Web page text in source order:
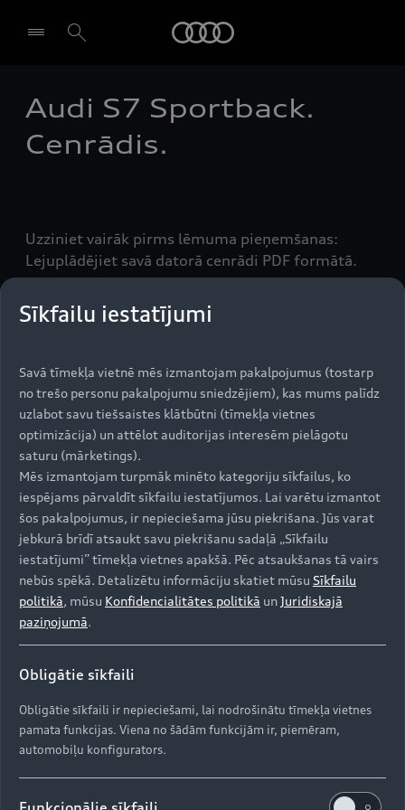
Izvēlēties dīleri
Audi S7 Sportback.
Cenrādis.
Uzziniet vairāk pirms lēmuma pieņemšanas:
Lejuplādējiet savā datorā cenrādi PDF formātā.
piedāvājums.
Izmantojiet Audi exclusive sniegtās iespējas, lai
pielāgotu jūsu Audi savam raksturam.
Lejupielādēt PDF
Modeļi
Visi modeļi
Iegādāties Audi
Aktuālie piedāvājumi
Audi serviss
Sīkfailu iestatījumi
Savā tīmekļa vietnē mēs izmantojam pakalpojumus (tostarp
no trešo personu pakalpojumu sniedzējiem), kas mums palīdz
uzlabot savu tiešsaistes klātbūtni (tīmekļa vietnes
optimizācija) un attēlot auditorijas interesēm pielāgotu
saturu (mārketings).
Mēs izmantojam turpmāk minēto kategoriju sīkfailus, ko
iespējams pārvaldīt sīkfailu iestatījumos. Lai varētu izmantot
šos pakalpojumus, ir nepieciešama jūsu piekrišana. Jūs varat
jebkurā brīdī atsaukt savu piekrišanu sadaļā „Sīkfailu
iestatījumi” tīmekļa vietnes apakšā. Pēc atsaukšanas tā vairs
nebūs spēkā. Detalizētu informāciju skatiet mūsu Sīkfailu
politikā, mūsu Konfidencialitātes politikā unJuridiskajā
paziņojumā.
Obligātie sīkfaili
Obligātie sīkfaili ir nepieciešami, lai nodrošinātu tīmekļa vietnes
pamata funkcijas. Viena no šādām funkcijām ir, piemēram,
automobiļu konfigurators.